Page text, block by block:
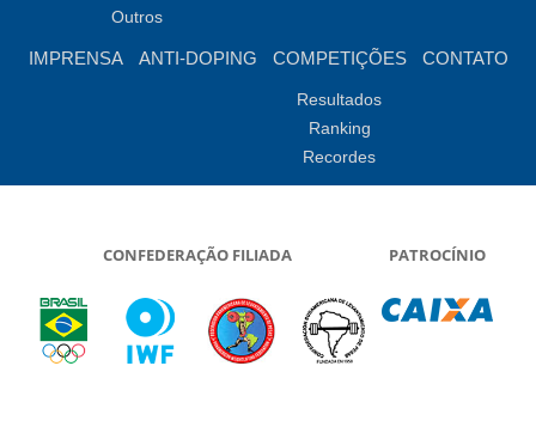
Outros
IMPRENSA ANTI-DOPING COMPETIÇÕES
Resultados
Ranking
Recordes
CONTATO
CONFEDERAÇÃO FILIADA PATROCÍNIO